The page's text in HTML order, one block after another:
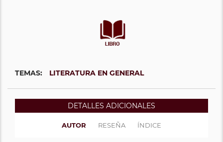
TEMAS: LITERATURA EN GENERAL
DETALLES ADICIONALES
AUTOR RESEÑA ÍNDICE